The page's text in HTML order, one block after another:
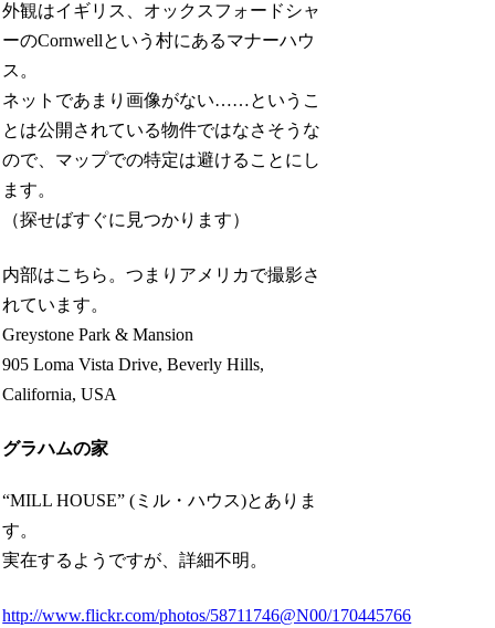
外観はイギリス、オックスフォードシャ
ーのCornwellという村にあるマナーハウ
ス。
ネットであまり画像がない……というこ
とは公開されている物件ではなさそうな
ので、マップでの特定は避けることにし
ます。
（探せばすぐに見つかります）
内部はこちら。つまりアメリカで撮影さ
れています。
Greystone Park & Mansion
905 Loma Vista Drive, Beverly Hills,
California, USA
グラハムの家
“MILL HOUSE” (ミル・ハウス)とありま
す。
実在するようですが、詳細不明。
http://www.flickr.com/photos/58711746@N00/170445766